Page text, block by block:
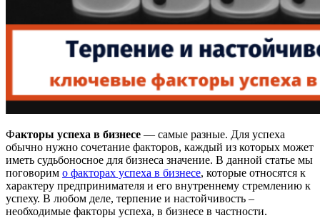
Факторы успеха в бизнесе — самые разные. Для успеха
обычно нужно сочетание факторов, каждый из которых может
иметь судьбоносное для бизнеса значение. В данной статье мы
поговорим о факторах успеха в бизнесе, которые относятся к
характеру предпринимателя и его внутреннему стремлению к
успеху. В любом деле, терпение и настойчивость –
необходимые факторы успеха, в бизнесе в частности.